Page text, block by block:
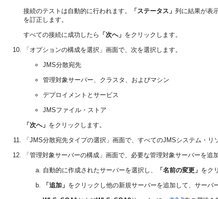
接続のテストは自動的に行われます。 「ステータス」 列に結果が表
を訂正します。
すべての接続に成功したら 「次へ」 をクリックします。
「オプションの構成を選択」画面で、次を選択します。
JMS分散宛先
管理対象サーバー、クラスタ、およびマシン
デプロイメントとサービス
JMSファイル・ストア
「次へ」 をクリックします。
「JMS分散宛先タイプの選択」画面で、すべてのJMSシステム・リ
「管理対象サーバーの構成」画面で、必要な管理対象サーバーを追
自動的に作成されたサーバーを選択し、 「名前の変更」 をク
「追加」 をクリックし他の新規サーバーを追加して、サーバ